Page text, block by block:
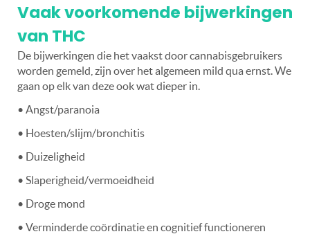
Vaak voorkomende bijwerkingen
van THC
De bijwerkingen die het vaakst door cannabisgebruikers
worden gemeld, zijn over het algemeen mild qua ernst. We
gaan op elk van deze ook wat dieper in.
• Angst/paranoia
• Hoesten/slijm/bronchitis
• Duizeligheid
• Slaperigheid/vermoeidheid
• Droge mond
• Verminderde coördinatie en cognitief functioneren